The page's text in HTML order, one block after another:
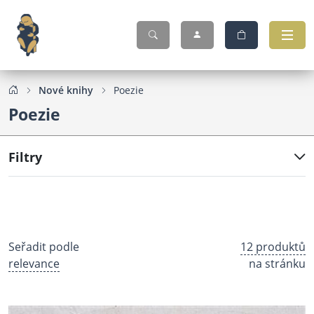
Nové knihy Poezie
Poezie
Filtry
Seřadit podle
relevance
12 produktů
na stránku